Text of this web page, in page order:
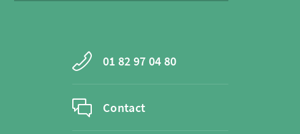
01 82 97 04 80
Contact